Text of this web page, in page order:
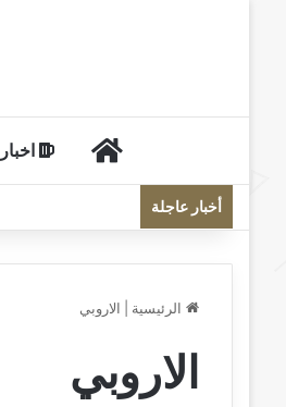
الرئيسيةاخبار
أخبار عاجلة
الرئيسية الاروبي
الاروبي